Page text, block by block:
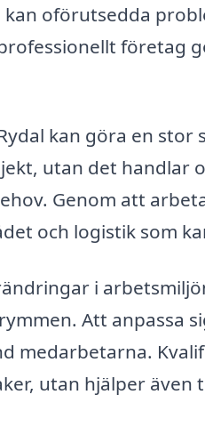
kan oförutsedda
företag
kan göra en stor
utan det handlar
Genom att
och logistik som
i
Att anpassa
medarbetarna.
utan hjälper även